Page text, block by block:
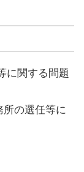
に関する問題
所の選任等に